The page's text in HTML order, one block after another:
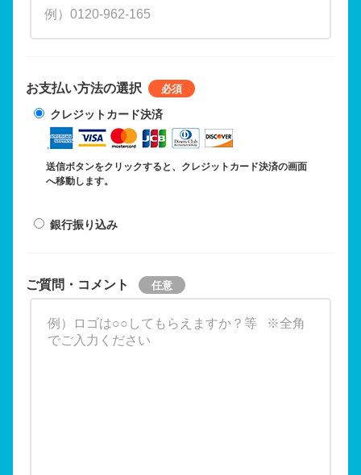
お支払い方法の選択
クレジットカード決済
送信ボタンをクリックすると、クレジットカード決済の画面
へ移動します。
銀行振り込み
ご質問・コメント